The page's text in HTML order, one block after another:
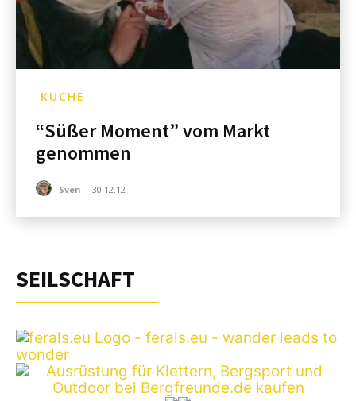
KÜCHE
“Süßer Moment” vom Markt
genommen
Sven - 30.12.12
SEILSCHAFT